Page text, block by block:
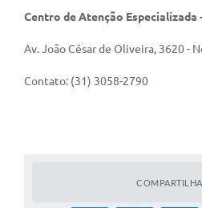
Centro de Atenção Especializada
Av. João César de Oliveira, 3620 -
Contato: (31) 3058-2790